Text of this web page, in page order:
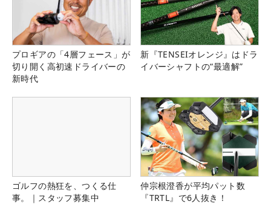
プロギアの「4層フェース」が
切り開く高初速ドライバーの
新時代
新『TENSEIオレンジ』はドラ
イバーシャフトの“最適解”
ゴルフの熱狂を、つくる仕
事。｜スタッフ募集中
仲宗根澄香が平均パット数
『TRTL』で6人抜き！